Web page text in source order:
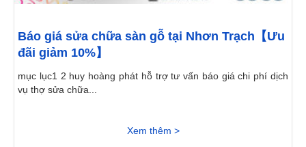
Báo giá sửa chữa sàn gỗ tại Nhơn Trạch【Ưu
đãi giảm 10%】
mục lục1 2 huy hoàng phát hỗ trợ tư vấn báo giá chi phí dịch
vụ thợ sửa chữa...
Xem thêm >